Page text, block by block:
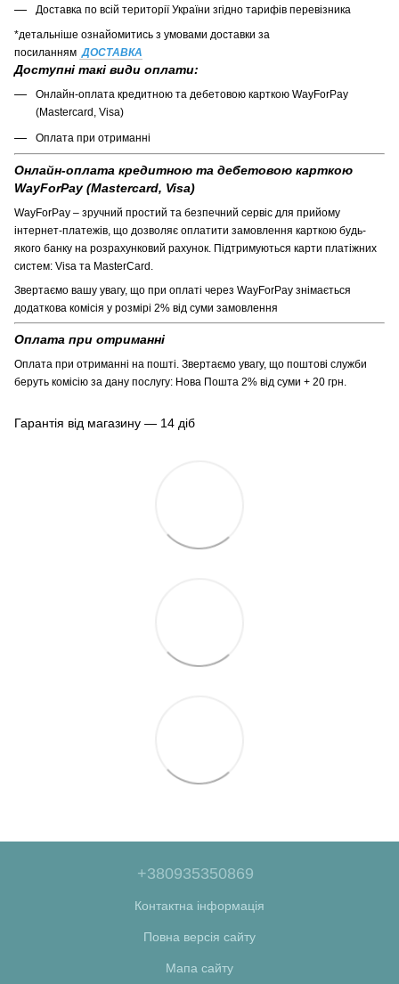
Доставка по всій території України згідно тарифів перевізника
*детальніше ознайомитись з умовами доставки за
посиланням ДОСТАВКА
Доступні такі види оплати:
Онлайн-оплата кредитною та дебетовою карткою WayForPay
(Mastercard, Visa)
Оплата при отриманні
Онлайн-оплата кредитною та дебетовою карткою
WayForPay (Mastercard, Visa)
WayForPay – зручний простий та безпечний сервіс для прийому
інтернет-платежів, що дозволяє оплатити замовлення карткою будь-
якого банку на розрахунковий рахунок. Підтримуються карти платіжних
систем: Visa та MasterCard.
Звертаємо вашу увагу, що при оплаті через WayForPay знімається
додаткова комісія у розмірі 2% від суми замовлення
Оплата при отриманні
Оплата при отриманні на пошті. Звертаємо увагу, що поштові служби
беруть комісію за дану послугу: Нова Пошта 2% від суми + 20 грн.
Гарантія від магазину — 14 діб
+380935350869
Контактна інформація
Повна версія сайту
Мапа сайту